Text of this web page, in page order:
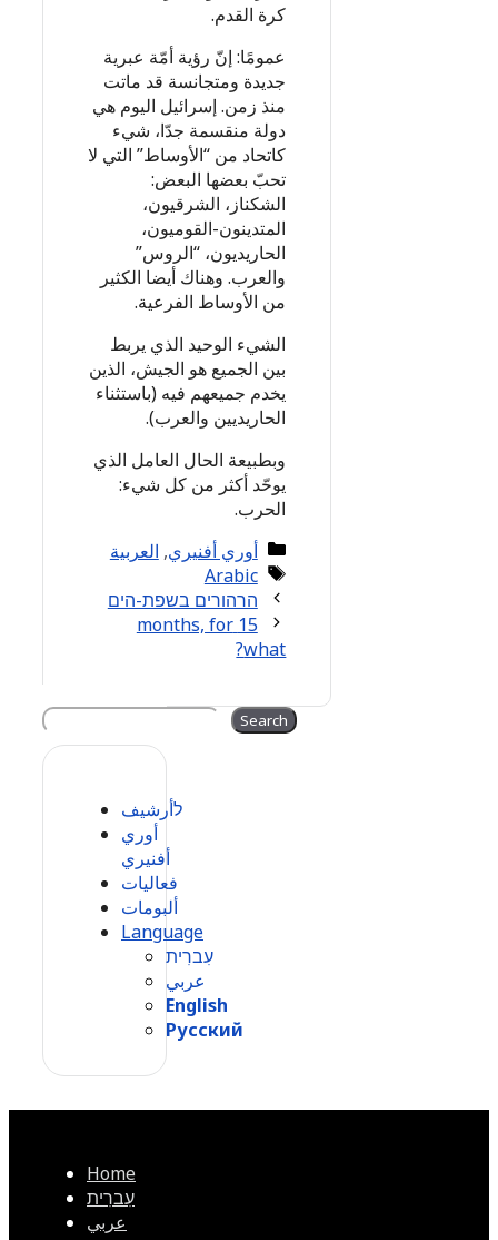
كرة القدم.
عمومًا: إنّ رؤية أمّة عبرية
جديدة ومتجانسة قد ماتت
منذ زمن. إسرائيل اليوم هي
دولة منقسمة جدّا، شيء
كاتحاد من “الأوساط” التي لا
تحبّ بعضها البعض:
الشكناز، الشرقيون،
المتدينون-القوميون،
الحاريديون، “الروس”
والعرب. وهناك أيضا الكثير
من الأوساط الفرعية.
الشيء الوحيد الذي يربط
بين الجميع هو الجيش، الذين
يخدم جميعهم فيه (باستثناء
الحاريديين والعرب).
وبطبيعة الحال العامل الذي
يوحّد أكثر من كل شيء:
الحرب.
Categories
أوري أفنيري, العربية
Tags
Arabic
הרהורים בשפת-הים
15 months, for
what?
Search Search
לأرشيف
أوري
أفنيري
فعاليات
ألبومات
Language
עִברִית
عربي
English
Русский
Home
עִברִית
عربي